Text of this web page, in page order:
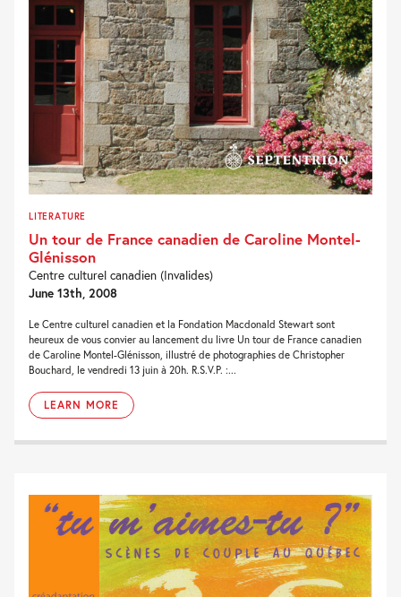
LITERATURE
Un tour de France canadien de Caroline Montel-
Glénisson
Centre culturel canadien (Invalides)
June 13th, 2008
Le Centre culturel canadien et la Fondation Macdonald Stewart sont
heureux de vous convier au lancement du livre Un tour de France canadien
de Caroline Montel-Glénisson, illustré de photographies de Christopher
Bouchard, le vendredi 13 juin à 20h. R.S.V.P. :...
LEARN MORE